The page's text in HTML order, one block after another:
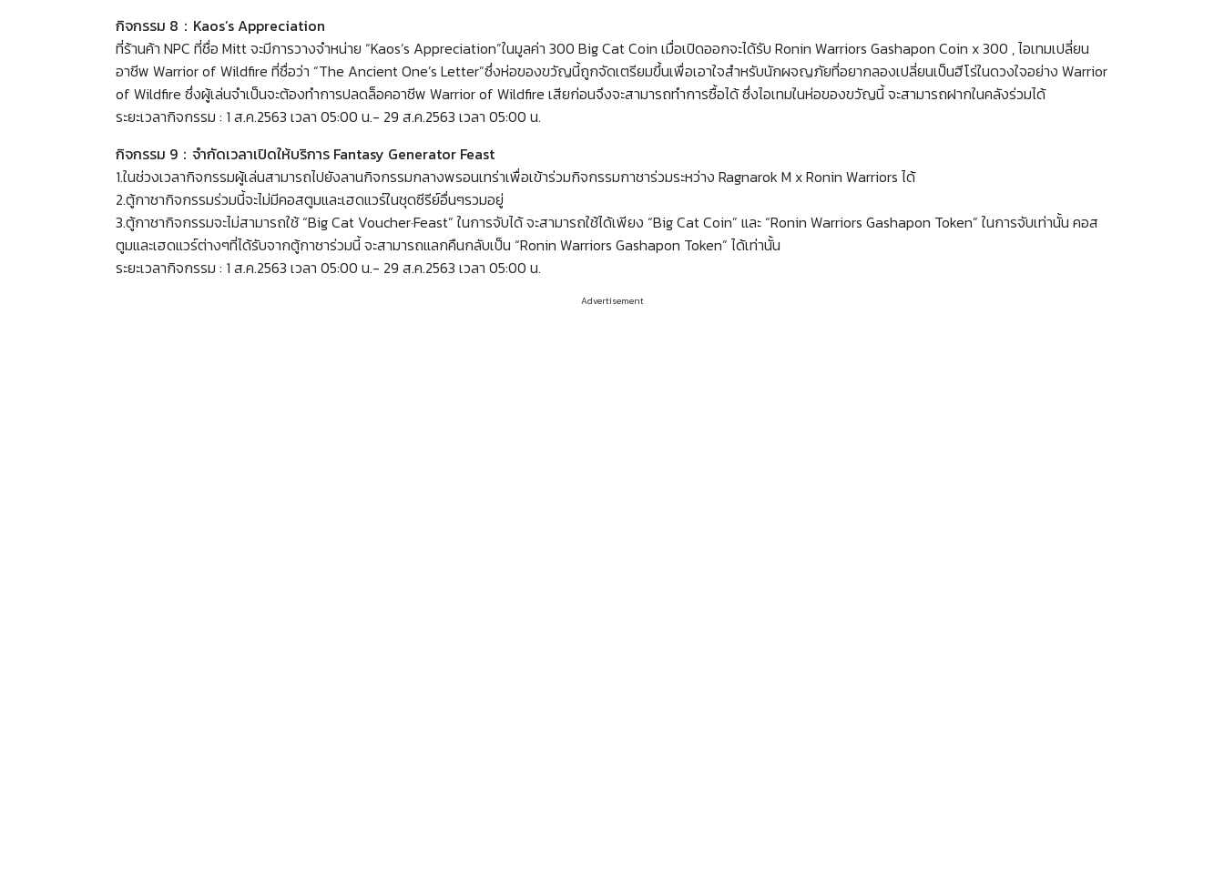
กิจกรรม 8：Kaos’s Appreciation
ที่ร้านค้า NPC ที่ชื่อ Mitt จะมีการวางจำหน่าย “Kaos’s Appreciation”ในมูลค่า 300 Big Cat Coin เมื่อเปิดออกจะได้รับ Ronin Warriors Gashapon Coin x 300 , ไอเทมเปลี่ยน
อาชีพ Warrior of Wildfire ที่ชื่อว่า “The Ancient One’s Letter”ซึ่งห่อของขวัญนี้ถูกจัดเตรียมขึ้นเพื่อเอาใจสำหรับนักผจญภัยที่อยากลองเปลี่ยนเป็นฮีโร่ในดวงใจอย่าง Warrior
of Wildfire ซึ่งผู้เล่นจำเป็นจะต้องทำการปลดล็อคอาชีพ Warrior of Wildfire เสียก่อนจึงจะสามารถทำการซื้อได้ ซึ่งไอเทมในห่อของขวัญนี้ จะสามารถฝากในคลังร่วมได้
ระยะเวลากิจกรรม : 1 ส.ค.2563 เวลา 05:00 น.- 29 ส.ค.2563 เวลา 05:00 น.
กิจกรรม 9：จำกัดเวลาเปิดให้บริการ Fantasy Generator Feast
1.ในช่วงเวลากิจกรรมผู้เล่นสามารถไปยังลานกิจกรรมกลางพรอนเทร่าเพื่อเข้าร่วมกิจกรรมกาชาร่วมระหว่าง Ragnarok M x Ronin Warriors ได้
2.ตู้กาชากิจกรรมร่วมนี้จะไม่มีคอสตูมและเฮดแวร์ในชุดซีรีย์อื่นๆรวมอยู่
3.ตู้กาชากิจกรรมจะไม่สามารถใช้ “Big Cat Voucher·Feast” ในการจับได้ จะสามารถใช้ได้เพียง “Big Cat Coin” และ “Ronin Warriors Gashapon Token” ในการจับเท่านั้น คอส
ตูมและเฮดแวร์ต่างๆที่ได้รับจากตู้กาชาร่วมนี้ จะสามารถแลกคืนกลับเป็น “Ronin Warriors Gashapon Token” ได้เท่านั้น
ระยะเวลากิจกรรม : 1 ส.ค.2563 เวลา 05:00 น.- 29 ส.ค.2563 เวลา 05:00 น.
Advertisement